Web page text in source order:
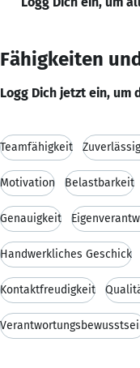
Fähigkeiten
Logg Dich jetzt ein, um
Teamfähigkeit
Motivation Belastbarkeit
Genauigkeit
Handwerkliches Geschick
Kontaktfreudigkeit